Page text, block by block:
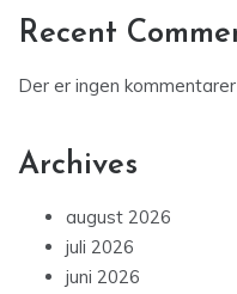
Recent
Der er ingen
Archives
august 2026
juli 2026
juni 2026